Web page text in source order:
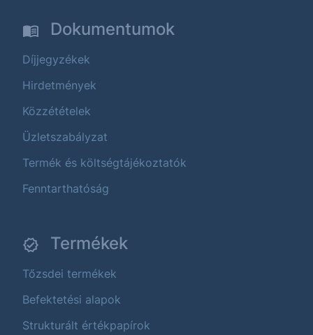
Dokumentumok
Díjjegyzékek
Hirdetmények
Közzétételek
Üzletszabályzat
Termék és költségtájékoztatók
Fenntarthatóság
Termékek
Tőzsdei termékek
Befektetési alapok
Strukturált értékpapírok